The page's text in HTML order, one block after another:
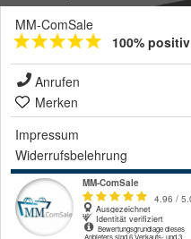
MM-ComSale
100% positiv
Anrufen
Merken
Impressum
Widerrufsbelehrung